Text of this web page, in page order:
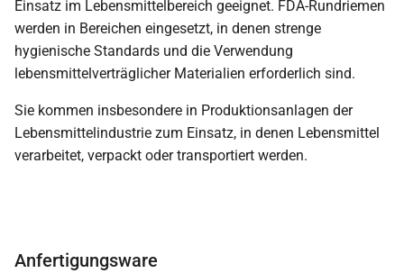
Einsatz im Lebensmittelbereich geeignet. FDA-Rundriemen
werden in Bereichen eingesetzt, in denen strenge
hygienische Standards und die Verwendung
lebensmittelverträglicher Materialien erforderlich sind.
Sie kommen insbesondere in Produktionsanlagen der
Lebensmittelindustrie zum Einsatz, in denen Lebensmittel
verarbeitet, verpackt oder transportiert werden.
Anfertigungsware